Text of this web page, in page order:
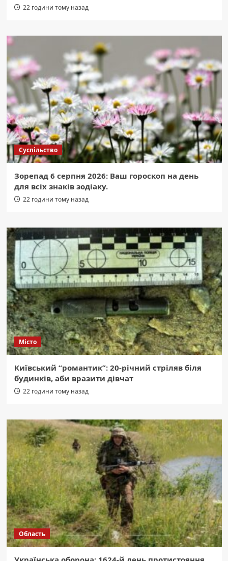
22 години тому назад
Суспільство
Зорепад 6 серпня 2026: Ваш гороскоп на день
для всіх знаків зодіаку.
22 години тому назад
Місто
Київський “романтик”: 20-річний стріляв біля
будинків, аби вразити дівчат
22 години тому назад
Область